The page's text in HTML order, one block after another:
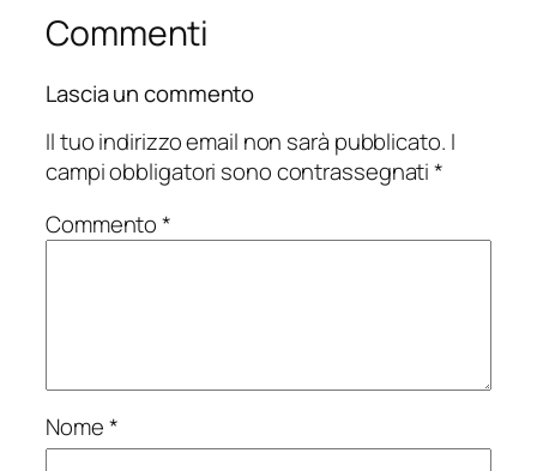
Commenti
Lascia un commento
Il tuo indirizzo email non sarà pubblicato. I
campi obbligatori sono contrassegnati*
Commento*
Nome*